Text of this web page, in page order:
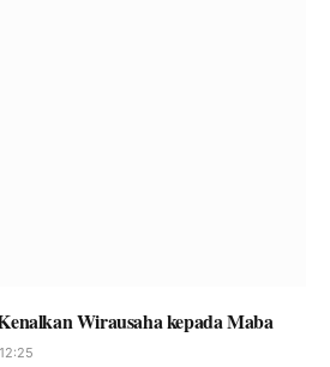
Wirausaha kepada Maba